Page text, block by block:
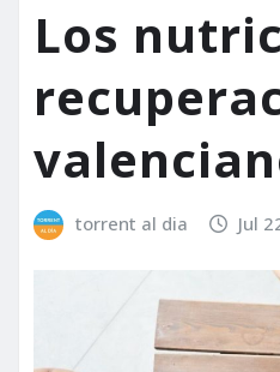
Los
torrent al dia Jul